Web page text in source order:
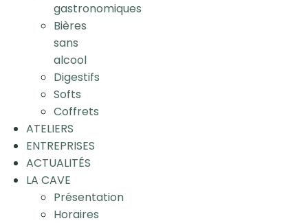
gastronomiques
Bières
sans
alcool
Digestifs
Softs
Coffrets
ATELIERS
ENTREPRISES
ACTUALITÉS
LA CAVE
Présentation
Horaires